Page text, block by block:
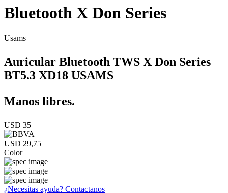
Bluetooth X Don Series
Usams
Auricular Bluetooth TWS X Don Series
BT5.3 XD18 USAMS
Manos libres.
USD 35
USD 29,75
Color
¿Necesitas ayuda? Contactanos